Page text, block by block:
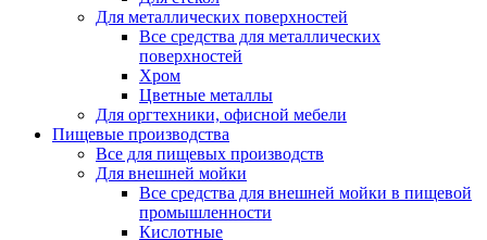
Для металлических поверхностей
Все средства для металлических
поверхностей
Хром
Цветные металлы
Для оргтехники, офисной мебели
Пищевые производства
Все для пищевых производств
Для внешней мойки
Все средства для внешней мойки в пищевой
промышленности
Кислотные